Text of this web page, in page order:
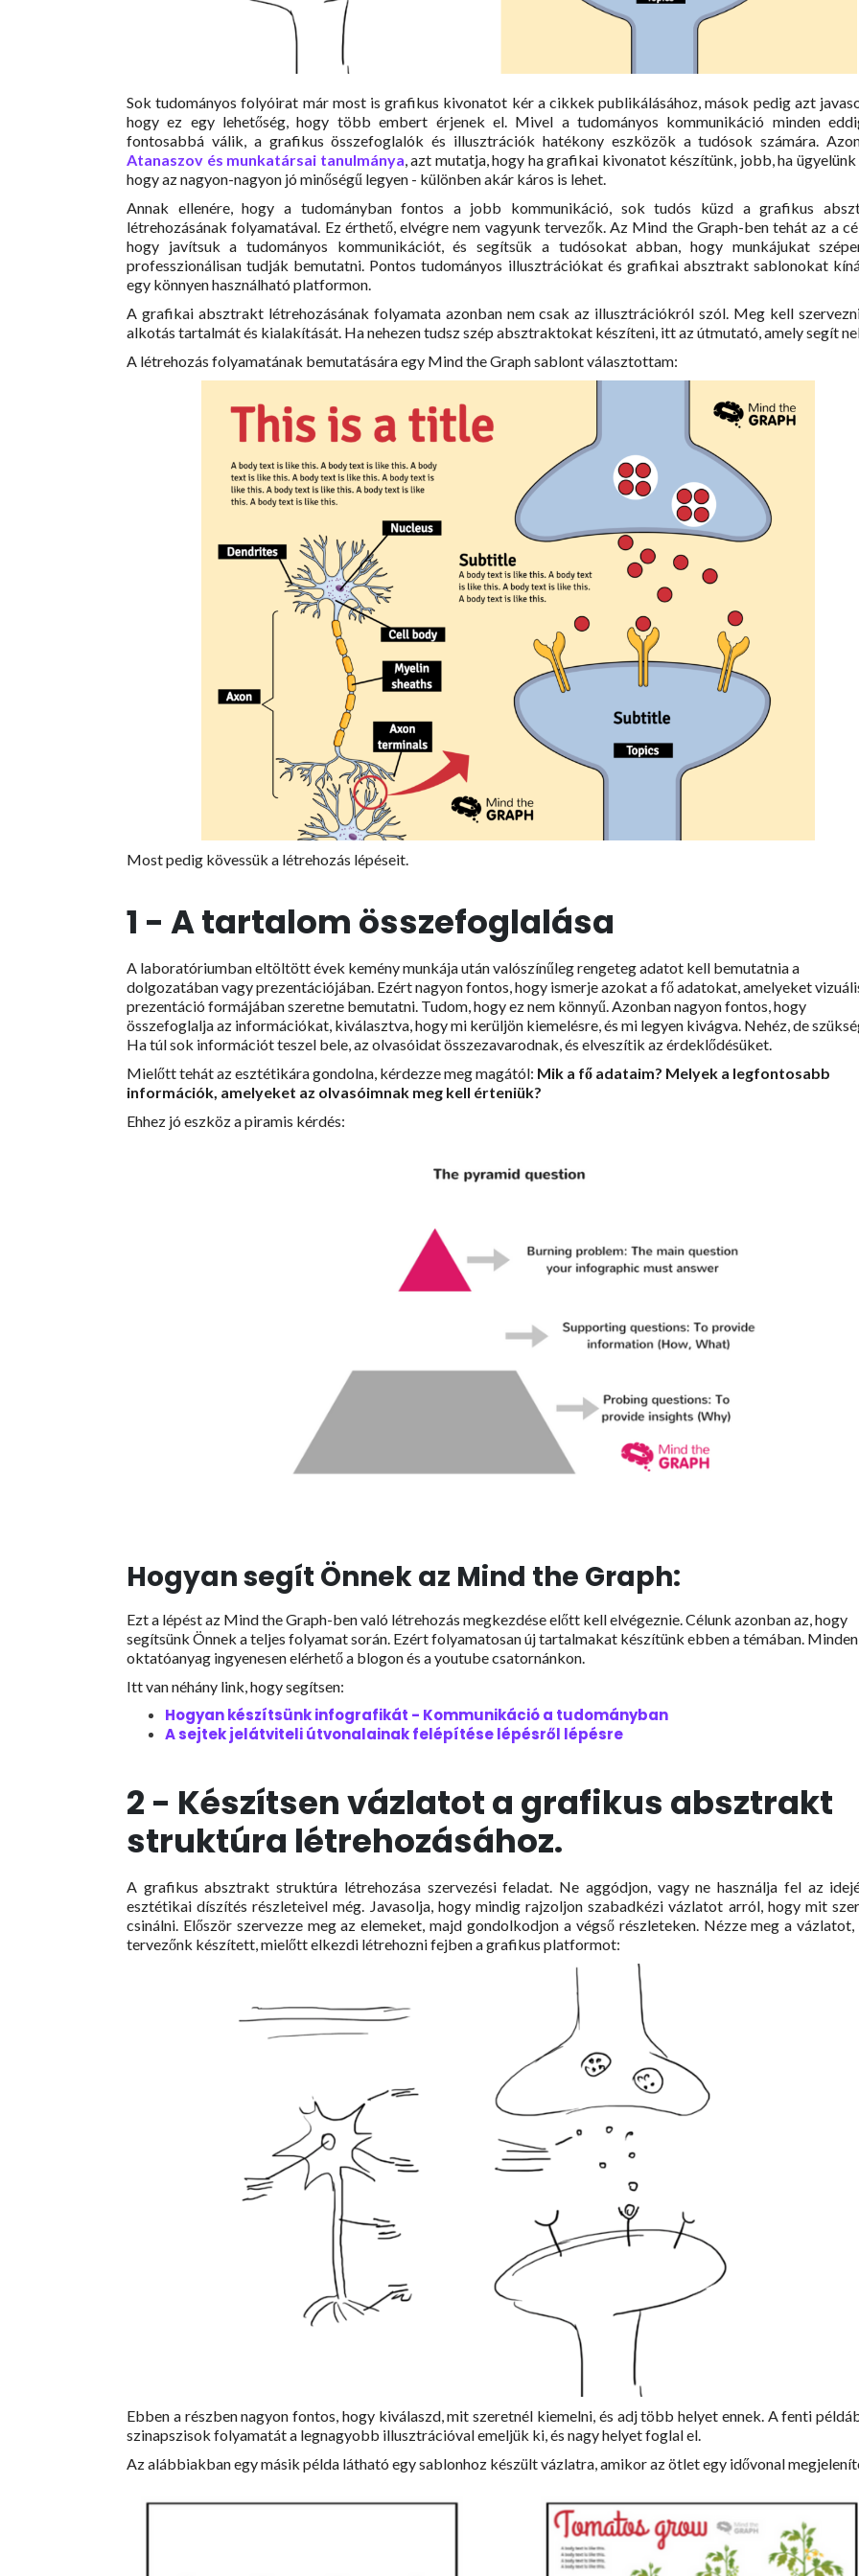
Sok tudományos folyóirat már most is grafikus kivonatot kér a cikkek publikálásához, mások pedig azt
hogy ez egy lehetőség, hogy több embert érjenek el. Mivel a tudományos kommunikáció minden
fontosabbá válik, a grafikus összefoglalók és illusztrációk hatékony eszközök a tudósok számára.
Atanaszov és munkatársai tanulmánya, azt mutatja, hogy ha grafikai kivonatot készítünk, jobb, ha ügyelünk
hogy az nagyon-nagyon jó minőségű legyen - különben akár káros is lehet.
Annak ellenére, hogy a tudományban fontos a jobb kommunikáció, sok tudós küzd a grafikus
létrehozásának folyamatával. Ez érthető, elvégre nem vagyunk tervezők. Az Mind the Graph-ben tehát az a
hogy javítsuk a tudományos kommunikációt, és segítsük a tudósokat abban, hogy munkájukat
professzionálisan tudják bemutatni. Pontos tudományos illusztrációkat és grafikai absztrakt sablonokat
egy könnyen használható platformon.
A grafikai absztrakt létrehozásának folyamata azonban nem csak az illusztrációkról szól. Meg kell
alkotás tartalmát és kialakítását. Ha nehezen tudsz szép absztraktokat készíteni, itt az útmutató, amely segít
A létrehozás folyamatának bemutatására egy Mind the Graph sablont választottam:
Most pedig kövessük a létrehozás lépéseit.
1 - A tartalom összefoglalása
A laboratóriumban eltöltött évek kemény munkája után valószínűleg rengeteg adatot kell bemutatnia a
dolgozatában vagy prezentációjában. Ezért nagyon fontos, hogy ismerje azokat a fő adatokat, amelyeket
prezentáció formájában szeretne bemutatni. Tudom, hogy ez nem könnyű. Azonban nagyon fontos, hogy
összefoglalja az információkat, kiválasztva, hogy mi kerüljön kiemelésre, és mi legyen kivágva. Nehéz, de
Ha túl sok információt teszel bele, az olvasóidat összezavarodnak, és elveszítik az érdeklődésüket.
Mielőtt tehát az esztétikára gondolna, kérdezze meg magától: Mik a fő adataim? Melyek a legfontosabb
információk, amelyeket az olvasóimnak meg kell érteniük?
Ehhez jó eszköz a piramis kérdés:
Hogyan segít Önnek az Mind the Graph:
Ezt a lépést az Mind the Graph-ben való létrehozás megkezdése előtt kell elvégeznie. Célunk azonban az, hogy
segítsünk Önnek a teljes folyamat során. Ezért folyamatosan új tartalmakat készítünk ebben a témában. Minden
oktatóanyag ingyenesen elérhető a blogon és a youtube csatornánkon.
Itt van néhány link, hogy segítsen:
Hogyan készítsünk infografikát - Kommunikáció a tudományban
A sejtek jelátviteli útvonalainak felépítése lépésről lépésre
2 - Készítsen vázlatot a grafikus absztrakt
struktúra létrehozásához.
A grafikus absztrakt struktúra létrehozása szervezési feladat. Ne aggódjon, vagy ne használja fel az
esztétikai díszítés részleteivel még. Javasolja, hogy mindig rajzoljon szabadkézi vázlatot arról, hogy mit
csinálni. Először szervezze meg az elemeket, majd gondolkodjon a végső részleteken. Nézze meg a
tervezőnk készített, mielőtt elkezdi létrehozni fejben a grafikus platformot:
Ebben a részben nagyon fontos, hogy kiválaszd, mit szeretnél kiemelni, és adj több helyet ennek. A fenti
szinapszisok folyamatát a legnagyobb illusztrációval emeljük ki, és nagy helyet foglal el.
Az alábbiakban egy másik példa látható egy sablonhoz készült vázlatra, amikor az ötlet egy idővonal